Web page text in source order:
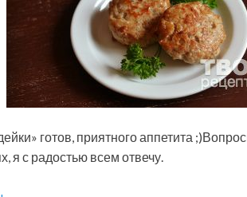
готов, приятного аппетита
я с радостью всем отвечу.